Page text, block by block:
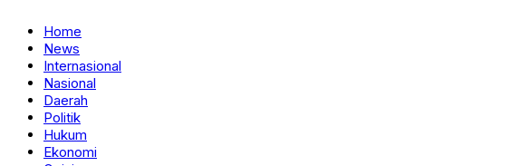
Home
News
Internasional
Nasional
Daerah
Politik
Hukum
Ekonomi